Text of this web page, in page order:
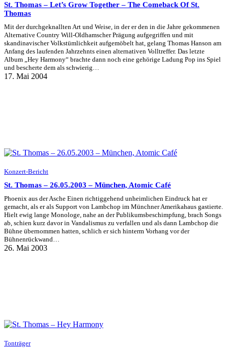
St. Thomas – Let’s Grow Together – The Comeback Of St.
Thomas
Mit der durchgeknallten Art und Weise, in der er den in die Jahre gekommenen
Alternative Country Will-Oldhamscher Prägung aufgegriffen und mit
skandinavischer Volkstümlichkeit aufgemöbelt hat, gelang Thomas Hanson am
Anfang des laufenden Jahrzehnts einen alternativen Volltreffer. Das letzte
Album „Hey Harmony“ brachte dann noch eine gehörige Ladung Pop ins Spiel
und bescherte dem als schwierig…
17. Mai 2004
Konzert-Bericht
St. Thomas – 26.05.2003 – München, Atomic Café
Phoenix aus der Asche Einen richtiggehend unheimlichen Eindruck hat er
gemacht, als er als Support von Lambchop im Münchner Amerikahaus gastierte.
Hielt ewig lange Monologe, nahe an der Publikumsbeschimpfung, brach Songs
ab, schien kurz davor in Vandalismus zu verfallen und als dann Lambchop die
Bühne übernommen hatten, schlich er sich hinterm Vorhang vor der
Bühnenrückwand…
26. Mai 2003
Tonträger